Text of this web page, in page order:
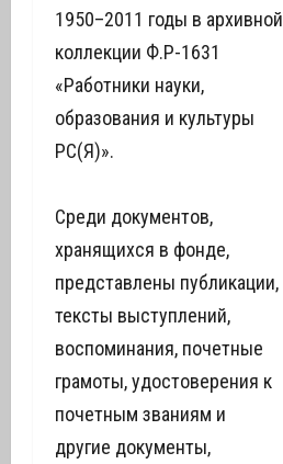
1950–2011 годы в архивной
коллекции Ф.Р-1631
«Работники науки,
образования и культуры
РС(Я)».
Среди документов,
хранящихся в фонде,
представлены публикации,
тексты выступлений,
воспоминания, почетные
грамоты, удостоверения к
почетным званиям и
другие документы,